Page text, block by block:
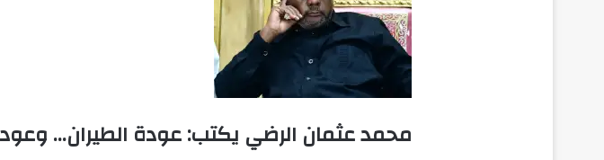
محمد عثمان الرضي يكتب: عودة الطيران…